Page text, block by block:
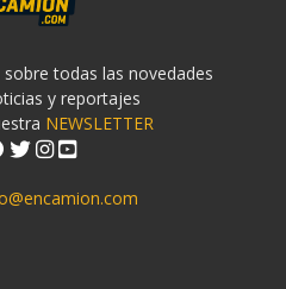
todas las novedades
y reportajes
NEWSLETTER